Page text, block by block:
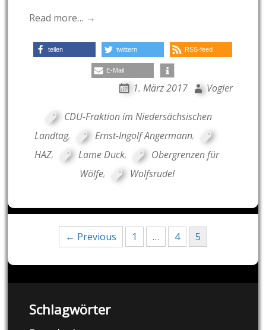
Read more… →
teilen twittern RSS-feed
E-Mail
1. März 2017 Vogler
CDU-Fraktion im Niedersächsischen
Landtag, Ernst-Ingolf Angermann,
HAZ, Lame Duck,
Obergrenzen für
Wölfe, Wolfsrudel
Posts
navigation
← Previous 1 … 4 5
Schlagwörter